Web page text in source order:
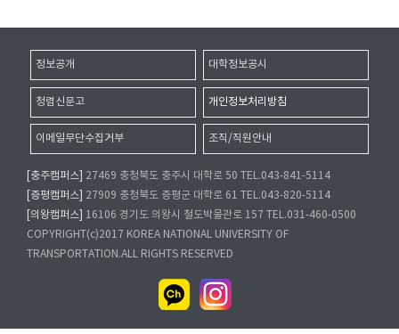
정보공개 대학정보공시
청렴신문고 개인정보처리방침
이메일무단수집거부 조직/직원안내
[충주캠퍼스]
27469 충청북도 충주시 대학로 50 TEL.043-841-5114
[증평캠퍼스]
27909 충청북도 증평군 대학로 61 TEL.043-820-5114
[의왕캠퍼스]
16106 경기도 의왕시 철도박물관로 157 TEL.031-460-0500
COPYRIGHT(c)2017 KOREA NATIONAL UNIVERSITY OF
TRANSPORTATION.ALL RIGHTS RESERVED